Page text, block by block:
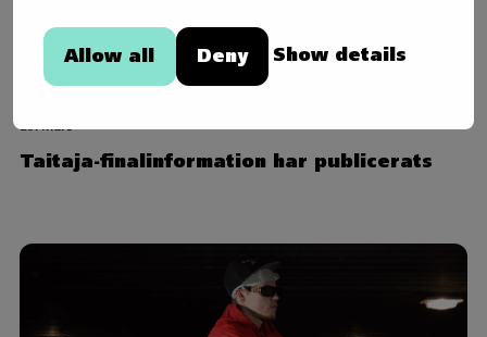
Allow all Deny Show details
25. mars
Taitaja-finalinformation har publicerats